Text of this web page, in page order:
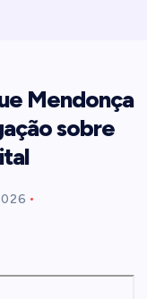
Mendonça
sobre